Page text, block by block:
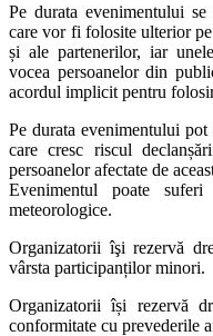
Pe durata evenimentului
care vor fi folosite ulterior
și ale partenerilor, iar
vocea persoanelor din
acordul implicit pentru
Pe durata evenimentului
care cresc riscul
persoanelor afectate de
Evenimentul poate
meteorologice.
Organizatorii îşi rezervă
vârsta participanților minori.
Organizatorii își rezervă
conformitate cu prevederile